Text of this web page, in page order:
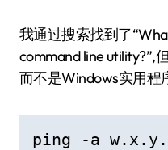
我通过搜索找到了
command line utility?”,
而不是Windows实用程
ping -a